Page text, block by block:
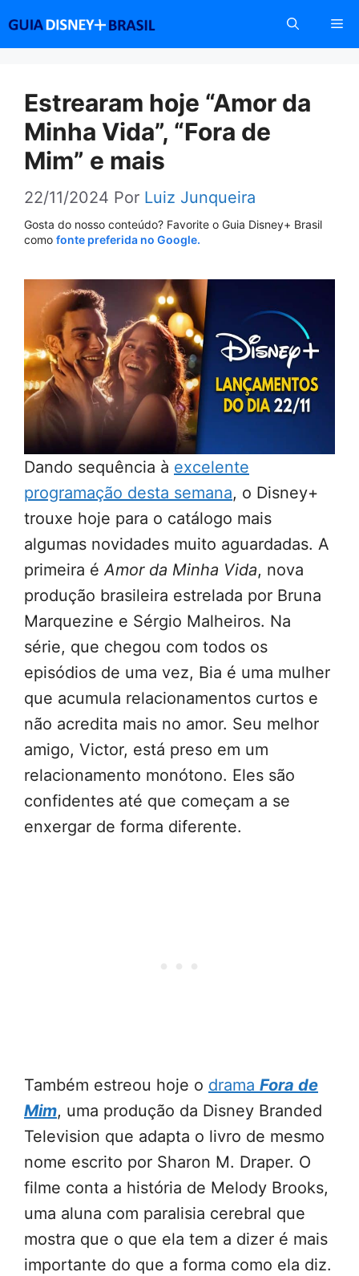
conteúdo
Estrearam hoje “Amor da
Minha Vida”, “Fora de
Mim” e mais
22/11/2024 Por Luiz Junqueira
Gosta do nosso conteúdo? Favorite o Guia Disney+ Brasil
como fonte preferida no Google.
Dando sequência à excelente
programação desta semana, o Disney+
trouxe hoje para o catálogo mais
algumas novidades muito aguardadas. A
primeira éAmor da Minha Vida, nova
produção brasileira estrelada por Bruna
Marquezine e Sérgio Malheiros. Na
série, que chegou com todos os
episódios de uma vez, Bia é uma mulher
que acumula relacionamentos curtos e
não acredita mais no amor. Seu melhor
amigo, Victor, está preso em um
relacionamento monótono. Eles são
confidentes até que começam a se
enxergar de forma diferente.
Também estreou hoje o drama Fora de
Mim, uma produção da Disney Branded
Television que adapta o livro de mesmo
nome escrito por Sharon M. Draper. O
filme conta a história de Melody Brooks,
uma aluna com paralisia cerebral que
mostra que o que ela tem a dizer é mais
importante do que a forma como ela diz.